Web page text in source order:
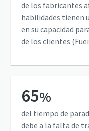
de los fabricantes
habilidades tienen
en su capacidad
de los clientes
65%
del tiempo de
debe a la falta de